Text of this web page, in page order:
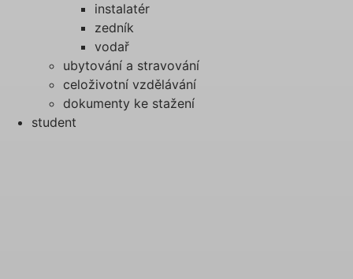
instalatér
zedník
vodař
ubytování a stravování
celoživotní vzdělávání
dokumenty ke stažení
student